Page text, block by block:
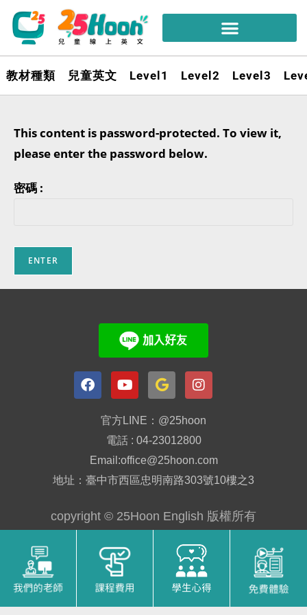
教材種類 兒童英文 Level1 Level2 Level3
This content is password-protected. To view it,
please enter the password below.
密碼 :
官方LINE：@25hoon
電話 : 04-23012800
Email:office@25hoon.com
地址：臺中市西區忠明南路303號10樓之3
copyright © 25Hoon English 版權所有